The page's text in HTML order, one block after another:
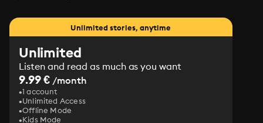
Unlimited stories, anytime
Unlimited
Listen and read as much as you want
9.99 € /month
1 account
Unlimited Access
Offline Mode
Kids Mode